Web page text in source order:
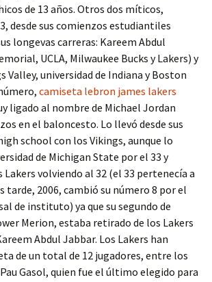
de 13 años. Otros dos míticos,
desde sus comienzos estudiantiles
longevas carreras: Kareem Abdul
UCLA, Milwaukee Bucks y Lakers) y
Valley, universidad de Indiana y Boston
camiseta lebron james lakers
ligado al nombre de Michael Jordan
en el baloncesto. Lo llevó desde sus
school con los Vikings, aunque lo
de Michigan State por el 33 y
volviendo al 32 (el 33 pertenecía a
tarde, 2006, cambió su número 8 por el
de instituto) ya que su segundo de
Merion, estaba retirado de los Lakers
Abdul Jabbar. Los Lakers han
de un total de 12 jugadores, entre los
Gasol, quien fue el último elegido para